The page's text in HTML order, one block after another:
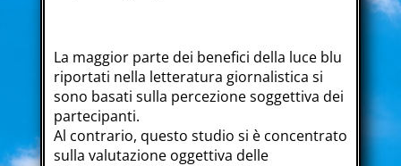
La maggior parte dei benefici della luce blu
riportati nella letteratura giornalistica si
sono basati sulla percezione soggettiva dei
partecipanti.
Al contrario, questo studio si è concentrato
sulla valutazione oggettiva delle